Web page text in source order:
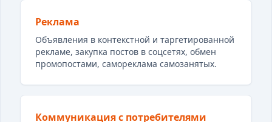
Реклама
Объявления в контекстной и таргетированной
рекламе, закупка постов в соцсетях, обмен
промопостами, самореклама самозанятых.
Коммуникация с потребителями